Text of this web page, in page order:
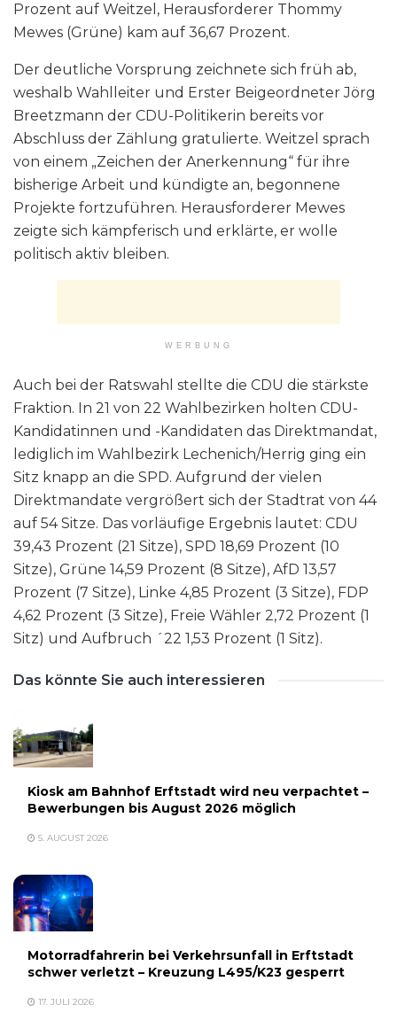
Prozent auf Weitzel, Herausforderer Thommy
Mewes (Grüne) kam auf 36,67 Prozent.
Der deutliche Vorsprung zeichnete sich früh ab,
weshalb Wahlleiter und Erster Beigeordneter Jörg
Breetzmann der CDU-Politikerin bereits vor
Abschluss der Zählung gratulierte. Weitzel sprach
von einem „Zeichen der Anerkennung“ für ihre
bisherige Arbeit und kündigte an, begonnene
Projekte fortzuführen. Herausforderer Mewes
zeigte sich kämpferisch und erklärte, er wolle
politisch aktiv bleiben.
WERBUNG
Auch bei der Ratswahl stellte die CDU die stärkste
Fraktion. In 21 von 22 Wahlbezirken holten CDU-
Kandidatinnen und -Kandidaten das Direktmandat,
lediglich im Wahlbezirk Lechenich/Herrig ging ein
Sitz knapp an die SPD. Aufgrund der vielen
Direktmandate vergrößert sich der Stadtrat von 44
auf 54 Sitze. Das vorläufige Ergebnis lautet: CDU
39,43 Prozent (21 Sitze), SPD 18,69 Prozent (10
Sitze), Grüne 14,59 Prozent (8 Sitze), AfD 13,57
Prozent (7 Sitze), Linke 4,85 Prozent (3 Sitze), FDP
4,62 Prozent (3 Sitze), Freie Wähler 2,72 Prozent (1
Sitz) und Aufbruch ´22 1,53 Prozent (1 Sitz).
Das könnte Sie auch interessieren
Kiosk am Bahnhof Erftstadt wird neu verpachtet –
Bewerbungen bis August 2026 möglich
5. AUGUST 2026
Motorradfahrerin bei Verkehrsunfall in Erftstadt
schwer verletzt – Kreuzung L495/K23 gesperrt
17. JULI 2026